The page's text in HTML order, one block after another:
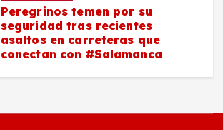
Peregrinos temen por su
seguridad tras recientes
asaltos en carreteras que
conectan con #Salamanca